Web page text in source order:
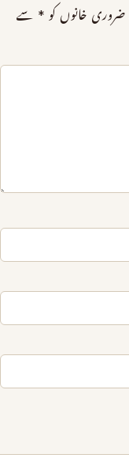
ضروری خانوں کو * سے